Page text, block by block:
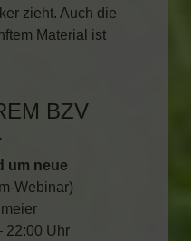
zieht. Auch die
Material ist
BZV
um neue
Webinar)
22:00 Uhr